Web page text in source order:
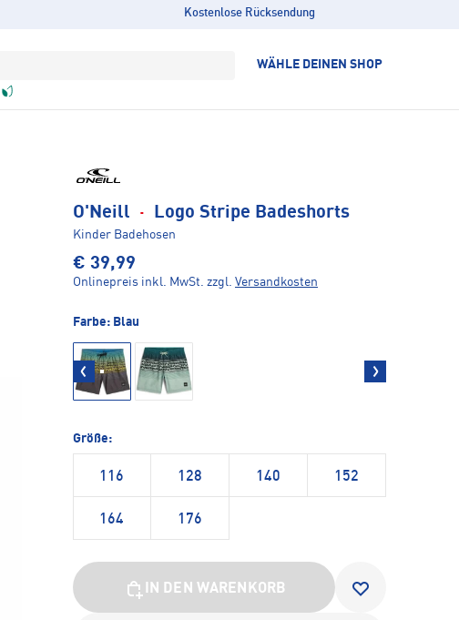
Kostenlose Rücksendung
WÄHLE DEINEN SHOP
O'Neill · Logo Stripe Badeshorts
Kinder Badehosen
€ 39,99
Onlinepreis inkl. MwSt. zzgl. Versandkosten
Farbe: Blau
Größe:
116 128 140 152
164 176
IN DEN WARENKORB